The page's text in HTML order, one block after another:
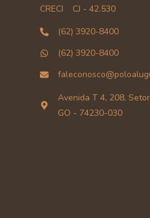
CRECI
CJ - 42.530
(62) 3920-8400
(62) 3920-8400
Avenida T 4, 208,
GO - 74230-030